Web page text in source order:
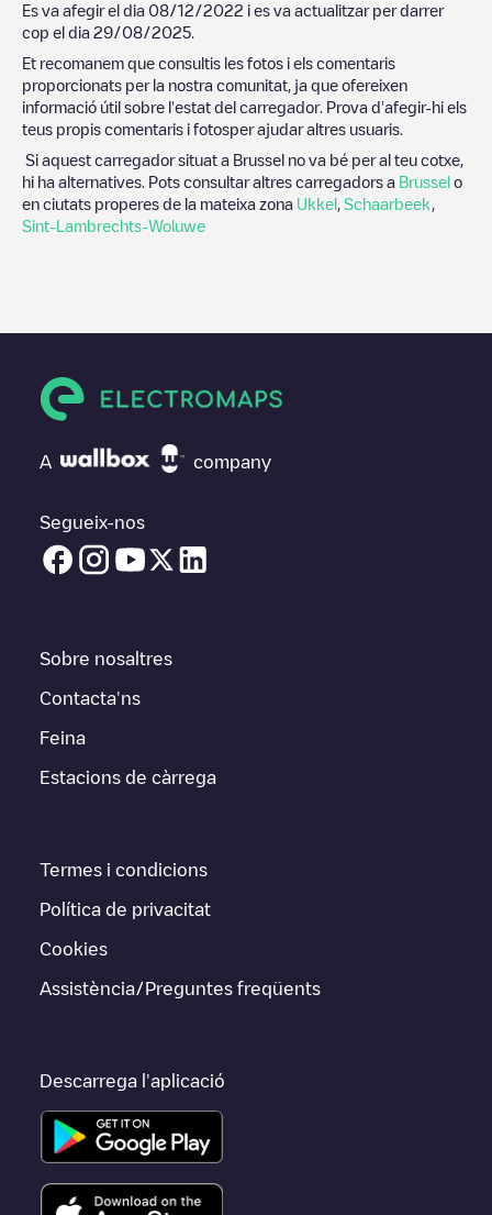
Es va afegir el dia 08/12/2022 i es va actualitzar per darrer
cop el dia 29/08/2025
Et recomanem que consultis les fotos i els comentaris
proporcionats per la nostra comunitat, ja que ofereixen
informació útil sobre l'estat del carregador. Prova d'afegir-hi els
teus propis comentaris i fotosper ajudar altres usuaris.
Si aquest carregador situat a Brussel no va bé per al teu cotxe,
hi ha alternatives. Pots consultar altres carregadors a Brussel o
en ciutats properes de la mateixa zona Ukkel Schaarbeek
Sint-Lambrechts-Woluwe
A company
Segueix-nos
Sobre nosaltres
Contacta'ns
Feina
Estacions de càrrega
Termes i condicions
Política de privacitat
Cookies
Assistència/Preguntes freqüents
Descarrega l'aplicació